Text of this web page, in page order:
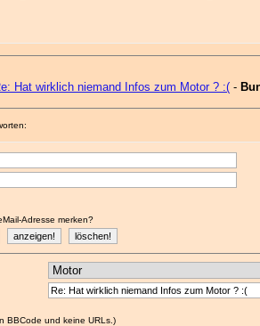
Hat wirklich niemand Infos zum Motor ? :( -
Adresse merken?
BBCode und keine URLs.)